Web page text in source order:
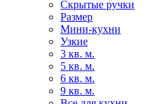
Скрытые ручки
Размер
Мини-кухни
Узкие
3 кв. м.
5 кв. м.
6 кв. м.
9 кв. м.